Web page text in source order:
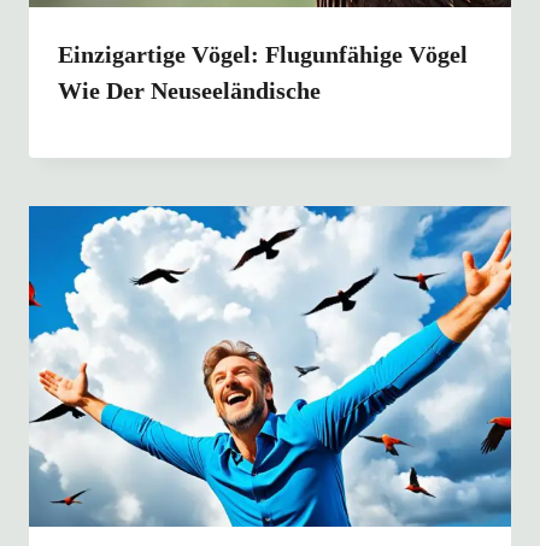
Einzigartige Vögel: Flugunfähige Vögel
Wie Der Neuseeländische